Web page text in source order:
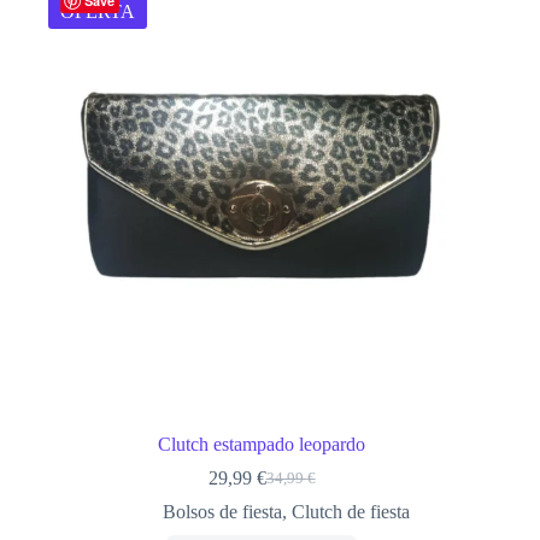
OFERTA
Clutch estampado leopardo
34,99€
El
precio
29,99 €El
precio
Bolsos de fiesta, Clutch de fiesta